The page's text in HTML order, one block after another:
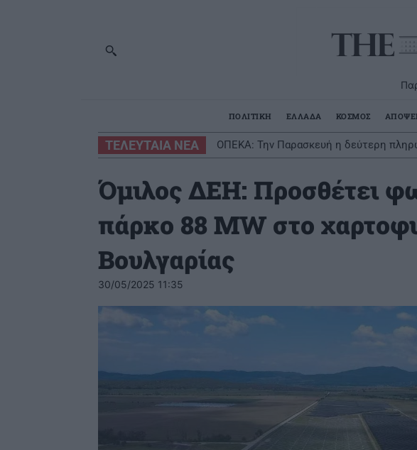
ΠΟΛΙΤΙΚΗ ΕΛΛΑΔΑ ΚΟΣΜΟΣ
ΤΕΛΕΥΤΑΙΑ ΝΕΑ ΟΠΕΚΑ: Την Παρασκευή η δεύτερη
Όμιλος ΔΕΗ: Προσθέτει
πάρκο 88 MW στο
Βουλγαρίας
30/05/2025 11:35